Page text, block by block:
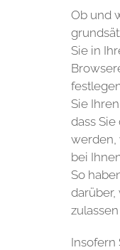
Ob und
Sie in
Sie
dass
werden,
bei
So
darüber,
Insofern